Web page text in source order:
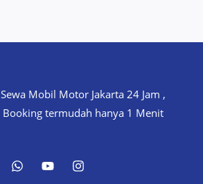
Sewa Mobil Motor Jakarta 24 Jam ,
Booking termudah hanya 1 Menit